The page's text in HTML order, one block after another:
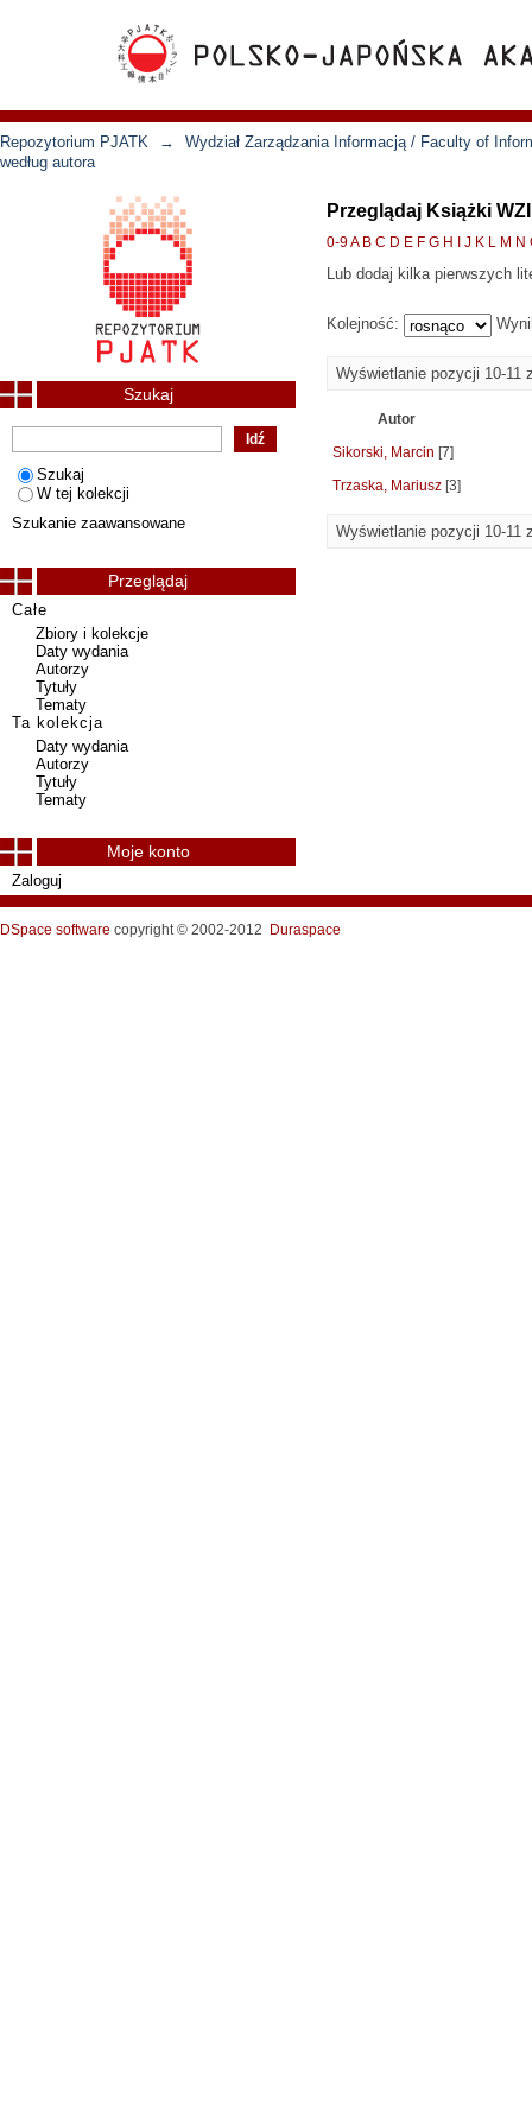
Repozytorium PJATK →
Wydział Zarządzania Informacją / Faculty of
według autora
Przeglądaj Książki
0-9A B C D E F G H J K L M N
Lub dodaj kilka pierwszych
Kolejność:
Wyświetlanie pozycji 10-11
Autor
Sikorski, Marcin [7]
Trzaska, Mariusz [3]
Wyświetlanie pozycji 10-11
Szukaj
Szukaj
W tej kolekcji
Szukanie zaawansowane
Przeglądaj
Całe
Zbiory i kolekcje
Daty wydania
Autorzy
Tytuły
Tematy
Ta kolekcja
Daty wydania
Autorzy
Tytuły
Tematy
Moje konto
Zaloguj
DSpace software copyright © 2002-2012 Duraspace